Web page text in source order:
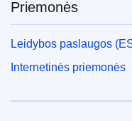
Priemonės
Leidybos paslaugos
Internetinės priemonės